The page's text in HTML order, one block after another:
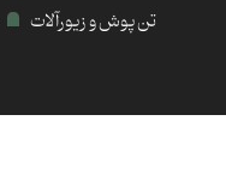
تن پوش و زیورآلات